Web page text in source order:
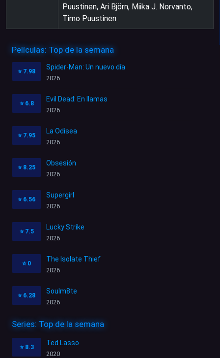
Puustinen, Ari Björn, Miika J. Norvanto,
Timo Puustinen
Películas: Top de la semana
⭐ 7.98
Spider-Man: Un nuevo día
2026
⭐ 6.8
Evil Dead: En llamas
2026
⭐ 7.95
La Odisea
2026
⭐ 8.25
Obsesión
2026
⭐ 6.56
Supergirl
2026
⭐ 7.5
Lucky Strike
2026
⭐ 0
The Isolate Thief
2026
⭐ 6.28
Soulm8te
2026
Series: Top de la semana
⭐ 8.3
Ted Lasso
2020